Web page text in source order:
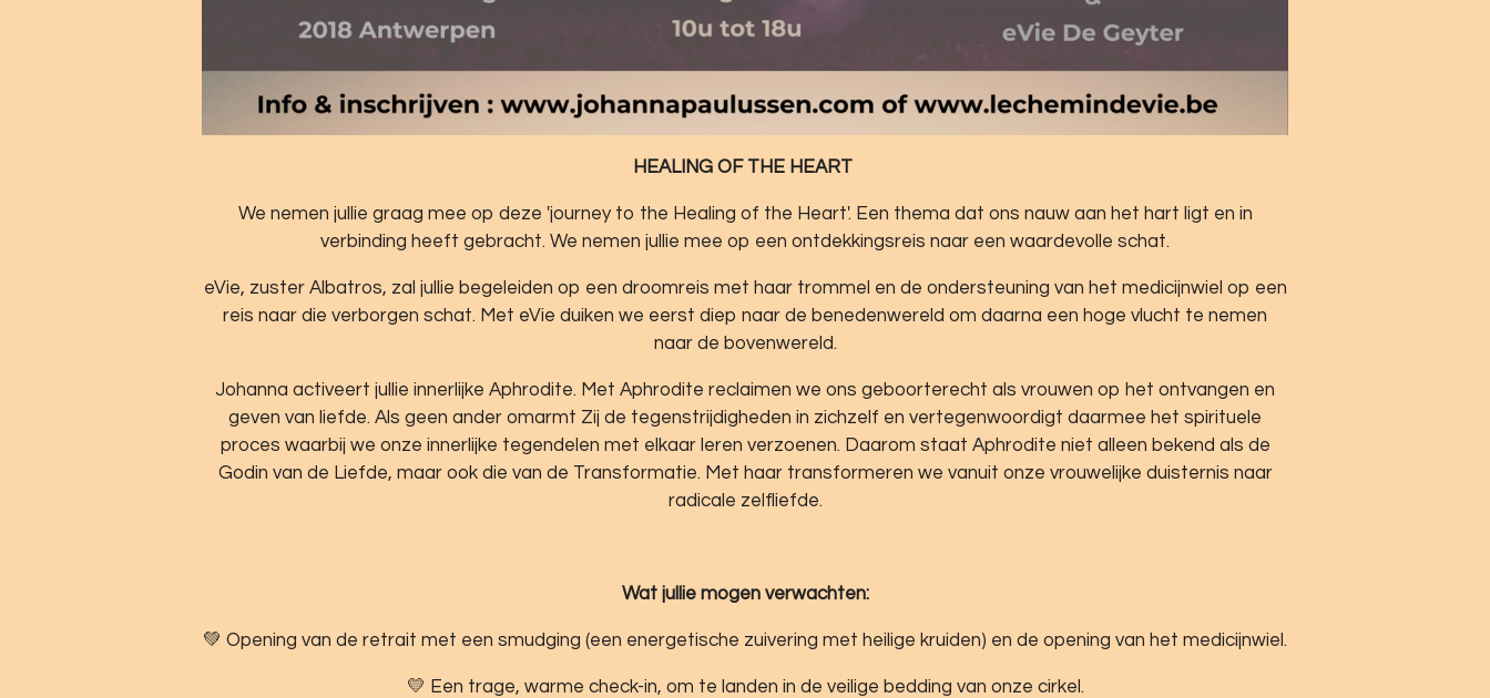
HEALING OF THE HEART
We nemen jullie graag mee op deze 'journey to the Healing of the Heart'. Een thema dat ons nauw aan het hart ligt en in
verbinding heeft gebracht. We nemen jullie mee op een ontdekkingsreis naar een waardevolle schat.
eVie, zuster Albatros, zal jullie begeleiden op een droomreis met haar trommel en de ondersteuning van het medicijnwiel op een
reis naar die verborgen schat. Met eVie duiken we eerst diep naar de benedenwereld om daarna een hoge vlucht te nemen
naar de bovenwereld.
Johanna activeert jullie innerlijke Aphrodite. Met Aphrodite reclaimen we ons geboorterecht als vrouwen op het ontvangen en
geven van liefde. Als geen ander omarmt Zij de tegenstrijdigheden in zichzelf en vertegenwoordigt daarmee het spirituele
proces waarbij we onze innerlijke tegendelen met elkaar leren verzoenen. Daarom staat Aphrodite niet alleen bekend als de
Godin van de Liefde, maar ook die van de Transformatie. Met haar transformeren we vanuit onze vrouwelijke duisternis naar
radicale zelfliefde.
Wat jullie mogen verwachten:
💚 Opening van de retrait met een smudging (een energetische zuivering met heilige kruiden) en de opening van het medicijnwiel.
💛 Een trage, warme check-in, om te landen in de veilige bedding van onze cirkel.